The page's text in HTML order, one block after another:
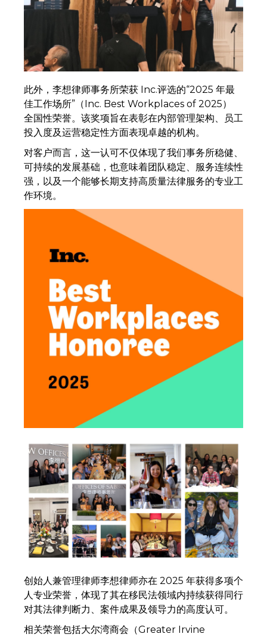
此外，李想律师事务所荣获 Inc.评选的“2025 年最
佳工作场所”（Inc. Best Workplaces of 2025）
全国性荣誉。该奖项旨在表彰在内部管理架构、员工
投入度及运营稳定性方面表现卓越的机构。
对客户而言，这一认可不仅体现了我们事务所稳健、
可持续的发展基础，也意味着团队稳定、服务连续性
强，以及一个能够长期支持高质量法律服务的专业工
作环境。
创始人兼管理律师李想律师亦在 2025 年获得多项个
人专业荣誉，体现了其在移民法领域内持续获得同行
对其法律判断力、案件成果及领导力的高度认可。
相关荣誉包括大尔湾商会（Greater Irvine